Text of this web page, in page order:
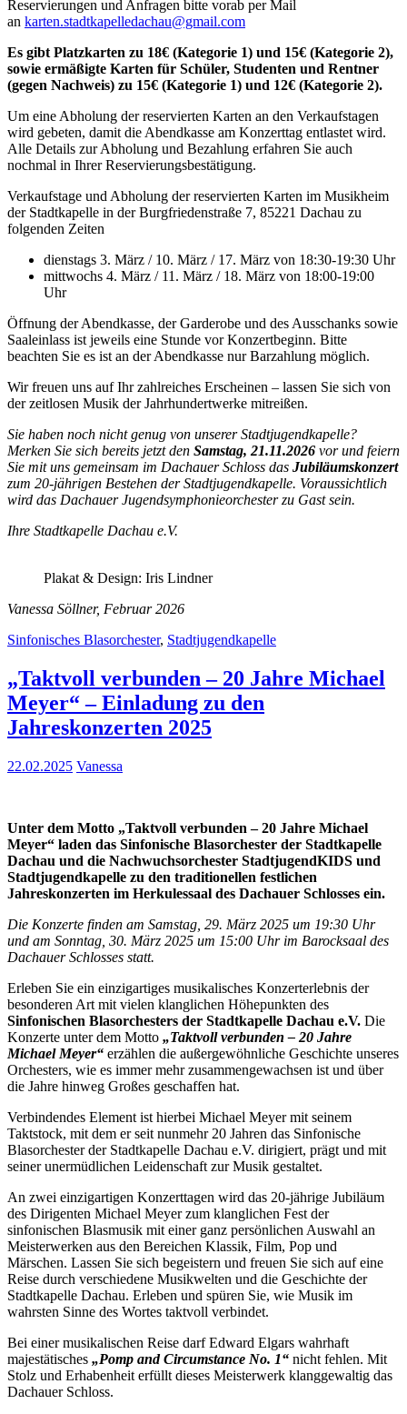
Reservierungen und Anfragen bitte vorab per Mail
an karten.stadtkapelledachau@gmail.com
Es gibt Platzkarten zu 18€ (Kategorie 1) und 15€ (Kategorie 2),
sowie ermäßigte Karten für Schüler, Studenten und Rentner
(gegen Nachweis) zu 15€ (Kategorie 1) und 12€ (Kategorie 2).
Um eine Abholung der reservierten Karten an den Verkaufstagen
wird gebeten, damit die Abendkasse am Konzerttag entlastet wird.
Alle Details zur Abholung und Bezahlung erfahren Sie auch
nochmal in Ihrer Reservierungsbestätigung.
Verkaufstage und Abholung der reservierten Karten im Musikheim
der Stadtkapelle in der Burgfriedenstraße 7, 85221 Dachau zu
folgenden Zeiten
dienstags 3. März / 10. März / 17. März von 18:30-19:30 Uhr
mittwochs 4. März / 11. März / 18. März von 18:00-19:00
Uhr
Öffnung der Abendkasse, der Garderobe und des Ausschanks sowie
Saaleinlass ist jeweils eine Stunde vor Konzertbeginn. Bitte
beachten Sie es ist an der Abendkasse nur Barzahlung möglich.
Wir freuen uns auf Ihr zahlreiches Erscheinen – lassen Sie sich von
der zeitlosen Musik der Jahrhundertwerke mitreißen.
Sie haben noch nicht genug von unserer Stadtjugendkapelle?
Merken Sie sich bereits jetzt den Samstag, 21.11.2026 vor und feiern
Sie mit uns gemeinsam im Dachauer Schloss das Jubiläumskonzert
zum 20-jährigen Bestehen der Stadtjugendkapelle. Voraussichtlich
wird das Dachauer Jugendsymphonieorchester zu Gast sein.
Ihre Stadtkapelle Dachau e.V.
Plakat & Design: Iris Lindner
Vanessa Söllner, Februar 2026
Sinfonisches Blasorchester, Stadtjugendkapelle
„Taktvoll verbunden – 20 Jahre Michael
Meyer“ – Einladung zu den
Jahreskonzerten 2025
22.02.2025 Vanessa
Unter dem Motto „Taktvoll verbunden – 20 Jahre Michael
Meyer“ laden das Sinfonische Blasorchester der Stadtkapelle
Dachau und die Nachwuchsorchester StadtjugendKIDS und
Stadtjugendkapelle zu den traditionellen festlichen
Jahreskonzerten im Herkulessaal des Dachauer Schlosses ein.
Die Konzerte finden am Samstag, 29. März 2025 um 19:30 Uhr
und am Sonntag, 30. März 2025 um 15:00 Uhr im Barocksaal des
Dachauer Schlosses statt.
Erleben Sie ein einzigartiges musikalisches Konzerterlebnis der
besonderen Art mit vielen klanglichen Höhepunkten des
Sinfonischen Blasorchesters der Stadtkapelle Dachau e.V. Die
Konzerte unter dem Motto „Taktvoll verbunden – 20 Jahre
Michael Meyer“ erzählen die außergewöhnliche Geschichte unseres
Orchesters, wie es immer mehr zusammengewachsen ist und über
die Jahre hinweg Großes geschaffen hat.
Verbindendes Element ist hierbei Michael Meyer mit seinem
Taktstock, mit dem er seit nunmehr 20 Jahren das Sinfonische
Blasorchester der Stadtkapelle Dachau e.V. dirigiert, prägt und mit
seiner unermüdlichen Leidenschaft zur Musik gestaltet.
An zwei einzigartigen Konzerttagen wird das 20-jährige Jubiläum
des Dirigenten Michael Meyer zum klanglichen Fest der
sinfonischen Blasmusik mit einer ganz persönlichen Auswahl an
Meisterwerken aus den Bereichen Klassik, Film, Pop und
Märschen. Lassen Sie sich begeistern und freuen Sie sich auf eine
Reise durch verschiedene Musikwelten und die Geschichte der
Stadtkapelle Dachau. Erleben und spüren Sie, wie Musik im
wahrsten Sinne des Wortes taktvoll verbindet.
Bei einer musikalischen Reise darf Edward Elgars wahrhaft
majestätisches „Pomp and Circumstance No. 1“ nicht fehlen. Mit
Stolz und Erhabenheit erfüllt dieses Meisterwerk klanggewaltig das
Dachauer Schloss.